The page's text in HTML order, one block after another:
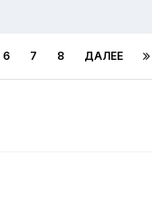
6 7 8 ДАЛЕЕ